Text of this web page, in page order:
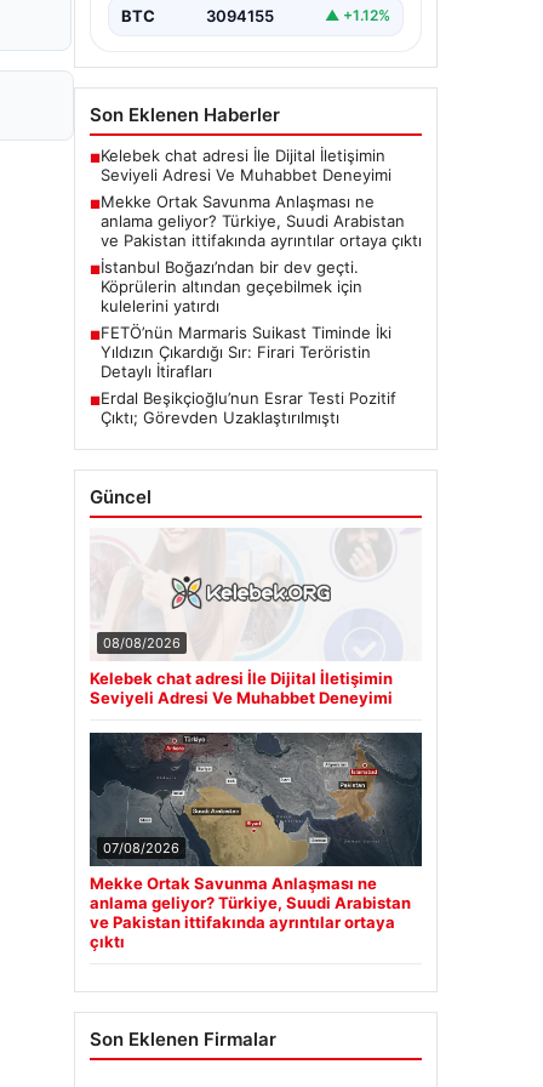
BTC 3094155 ▲ +1.12%
Son Eklenen Haberler
■Kelebek chat adresi İle Dijital İletişimin
Seviyeli Adresi Ve Muhabbet Deneyimi
■Mekke Ortak Savunma Anlaşması ne
anlama geliyor? Türkiye, Suudi Arabistan
ve Pakistan ittifakında ayrıntılar ortaya çıktı
■İstanbul Boğazı’ndan bir dev geçti.
Köprülerin altından geçebilmek için
kulelerini yatırdı
■FETÖ’nün Marmaris Suikast Timinde İki
Yıldızın Çıkardığı Sır: Firari Teröristin
Detaylı İtirafları
■Erdal Beşikçioğlu’nun Esrar Testi Pozitif
Çıktı; Görevden Uzaklaştırılmıştı
Güncel
08/08/2026
Kelebek chat adresi İle Dijital İletişimin
Seviyeli Adresi Ve Muhabbet Deneyimi
07/08/2026
Mekke Ortak Savunma Anlaşması ne
anlama geliyor? Türkiye, Suudi Arabistan
ve Pakistan ittifakında ayrıntılar ortaya
çıktı
Son Eklenen Firmalar